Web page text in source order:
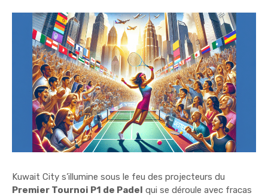
Kuwait City s’illumine sous le feu des projecteurs du
Premier Tournoi P1 de Padel qui se déroule avec fracas